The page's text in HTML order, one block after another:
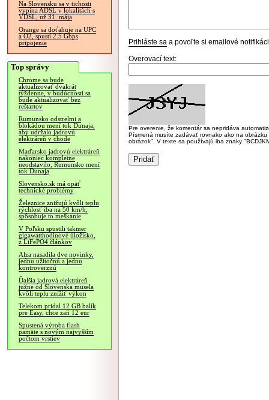
Na Slovensku sa v tichosti
vypína ADSL v lokalitách s
VDSL, už 31. mája
Orange sa doťahuje na UPC
a O2, spustí 2.5 Gbps
pripojenie
Top správy
Chrome sa bude
aktualizovať dvakrát
týždenne, v budúcnosti sa
bude aktualizovať bez
reštartov
Rumunsko odstrelmi a
blokádou mení tok Dunaja,
aby udržalo jadrovú
elektráreň v chode
Maďarsko jadrovú elektráreň
nakoniec kompletne
neodstavilo, Rumunsko mení
tok Dunaja
Slovensko.sk má opäť
technické problémy
Železnice znižujú kvôli teplu
rýchlosť iba na 50 km/h,
spôsobuje to meškanie
V Poľsku spustili takmer
gigawatthodinové úložisko,
z LiFePO4 článkov
Alza nasadila dve novinky,
jednu užitočnú a jednu
kontroverznú
Ďalšia jadrová elektráreň
južne od Slovenska musela
kvôli teplu znížiť výkon
Telekom pridal 12 GB balík
pre Easy, chce zaň 12 eur
Spustená výroba flash
pamäte s novým najvyšším
počtom vrstiev
Prihláste sa a povoľte si emailové
Overovací text:
Pre overenie, že komentár sa nepridáva
Písmená musíte zadávať rovnako ako na
obrázok". V texte sa používajú iba znaky